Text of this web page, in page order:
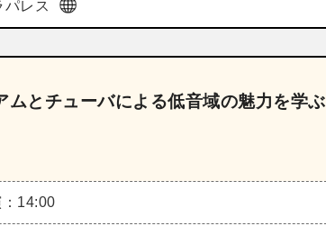
パレス
とチューバによる低音域の魅力を学ぶ
：14:00